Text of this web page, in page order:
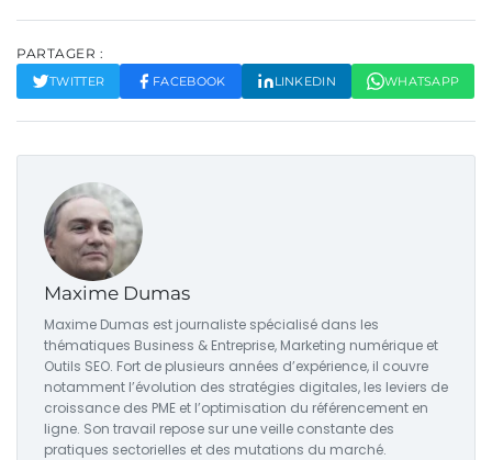
PARTAGER :
TWITTER FACEBOOK LINKEDIN WHATSAPP
Maxime Dumas
Maxime Dumas est journaliste spécialisé dans les
thématiques Business & Entreprise, Marketing numérique et
Outils SEO. Fort de plusieurs années d’expérience, il couvre
notamment l’évolution des stratégies digitales, les leviers de
croissance des PME et l’optimisation du référencement en
ligne. Son travail repose sur une veille constante des
pratiques sectorielles et des mutations du marché.